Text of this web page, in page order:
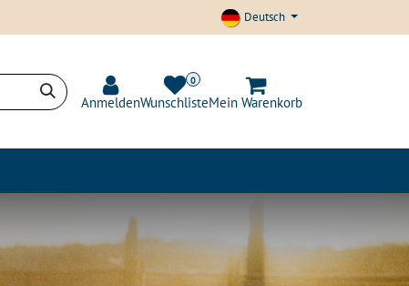
Deutsch
Anmelden
0
WunschlisteMein Warenkorb